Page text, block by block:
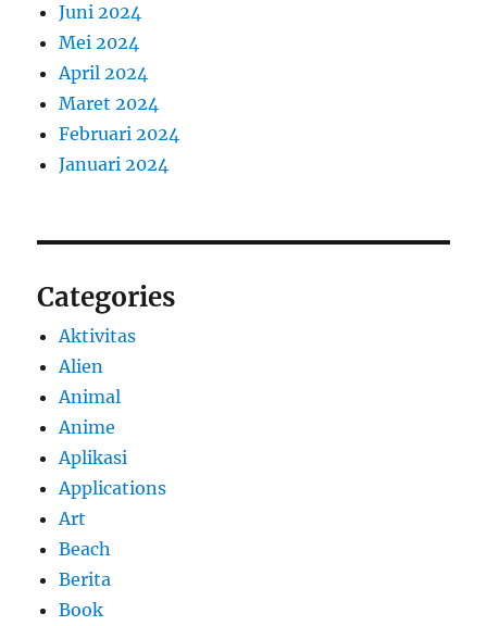
Juni 2024
Mei 2024
April 2024
Maret 2024
Februari 2024
Januari 2024
Categories
Aktivitas
Alien
Animal
Anime
Aplikasi
Applications
Art
Beach
Berita
Book